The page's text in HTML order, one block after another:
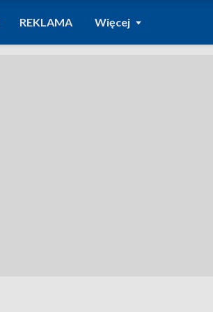
REKLAMA Więcej